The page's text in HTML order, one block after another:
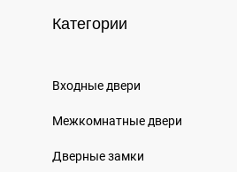
Категории
Входные двери
Межкомнатные двери
Дверные замки